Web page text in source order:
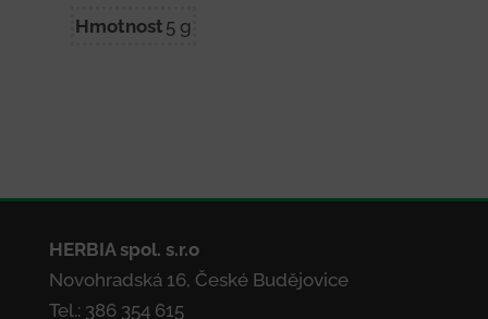
Hmotnost 5 g
HERBIA spol. s.r.o
Novohradská 16, České Budějovice
Tel.: 386 354 615